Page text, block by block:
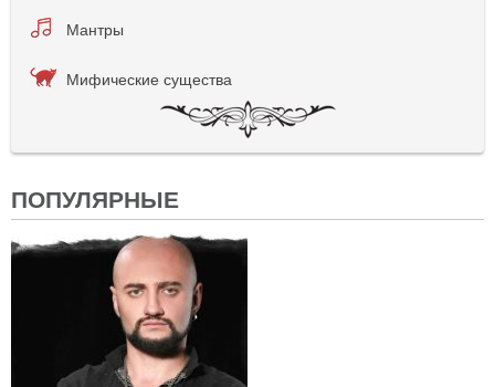
Мантры
Мифические существа
ПОПУЛЯРНЫЕ